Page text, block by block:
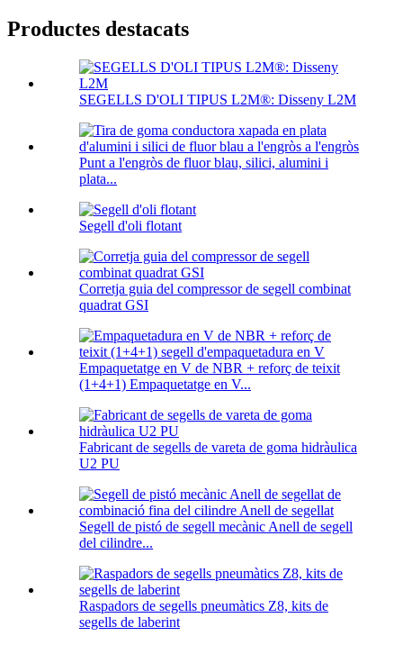
Productes destacats
SEGELLS D'OLI TIPUS L2M®: Disseny L2M
Punt a l'engròs de fluor blau, silici, alumini i
plata...
Segell d'oli flotant
Corretja guia del compressor de segell combinat
quadrat GSI
Empaquetatge en V de NBR + reforç de teixit
(1+4+1) Empaquetatge en V...
Fabricant de segells de vareta de goma hidràulica
U2 PU
Segell de pistó de segell mecànic Anell de segell
del cilindre...
Raspadors de segells pneumàtics Z8, kits de
segells de laberint